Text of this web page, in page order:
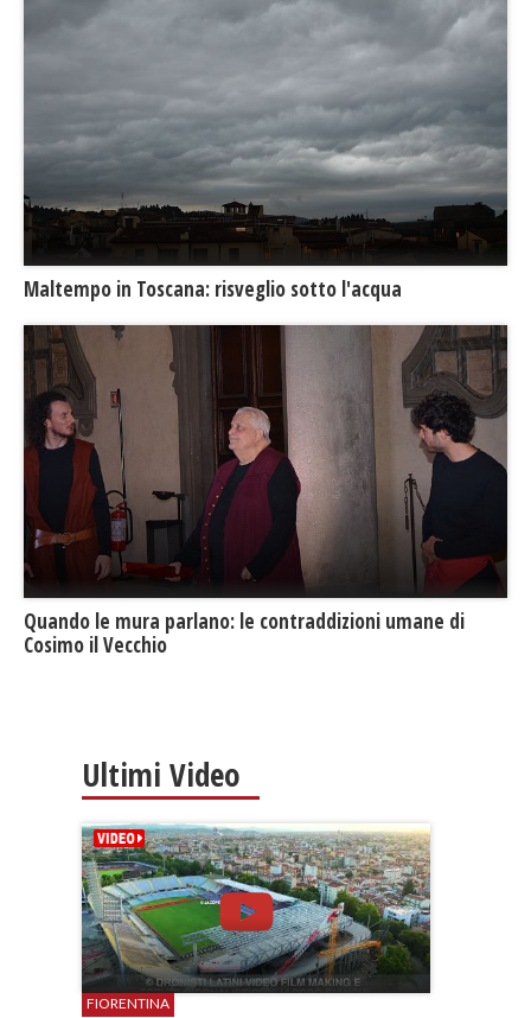
Maltempo in Toscana: risveglio sotto l'acqua
​Quando le mura parlano: le contraddizioni umane di
Cosimo il Vecchio
Ultimi Video
FIORENTINA